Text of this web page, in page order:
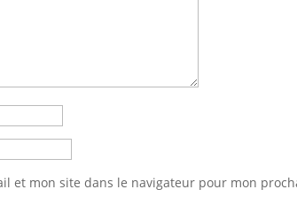
et mon site dans le navigateur pour mon